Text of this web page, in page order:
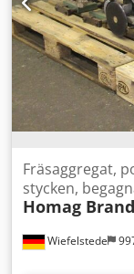
Wiefelstede
Fräsaggregat,
stycken,
Homag